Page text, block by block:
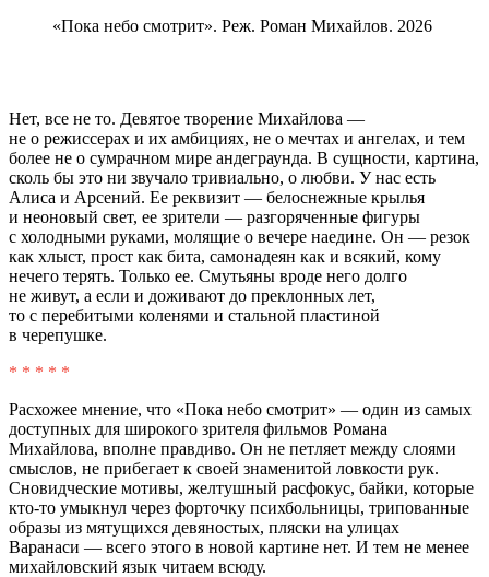
«Пока небо смотрит». Реж. Роман Михайлов. 2026
Нет, все не то. Девятое творение Михайлова —
не о режиссерах и их амбициях, не о мечтах и ангелах, и тем
более не о сумрачном мире андеграунда. В сущности, картина,
сколь бы это ни звучало тривиально, о любви. У нас есть
Алиса и Арсений. Ее реквизит — белоснежные крылья
и неоновый свет, ее зрители — разгоряченные фигуры
с холодными руками, молящие о вечере наедине. Он — резок
как хлыст, прост как бита, самонадеян как и всякий, кому
нечего терять. Только ее. Смутьяны вроде него долго
не живут, а если и доживают до преклонных лет,
то с перебитыми коленями и стальной пластиной
в черепушке.
* * * * *
Расхожее мнение, что «Пока небо смотрит» — один из самых
доступных для широкого зрителя фильмов Романа
Михайлова, вполне правдиво. Он не петляет между слоями
смыслов, не прибегает к своей знаменитой ловкости рук.
Сновидческие мотивы, желтушный расфокус, байки, которые
кто-то умыкнул через форточку психбольницы, трипованные
образы из мятущихся девяностых, пляски на улицах
Варанаси — всего этого в новой картине нет. И тем не менее
михайловский язык читаем всюду.